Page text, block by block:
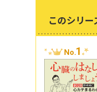
このシリ
No.1